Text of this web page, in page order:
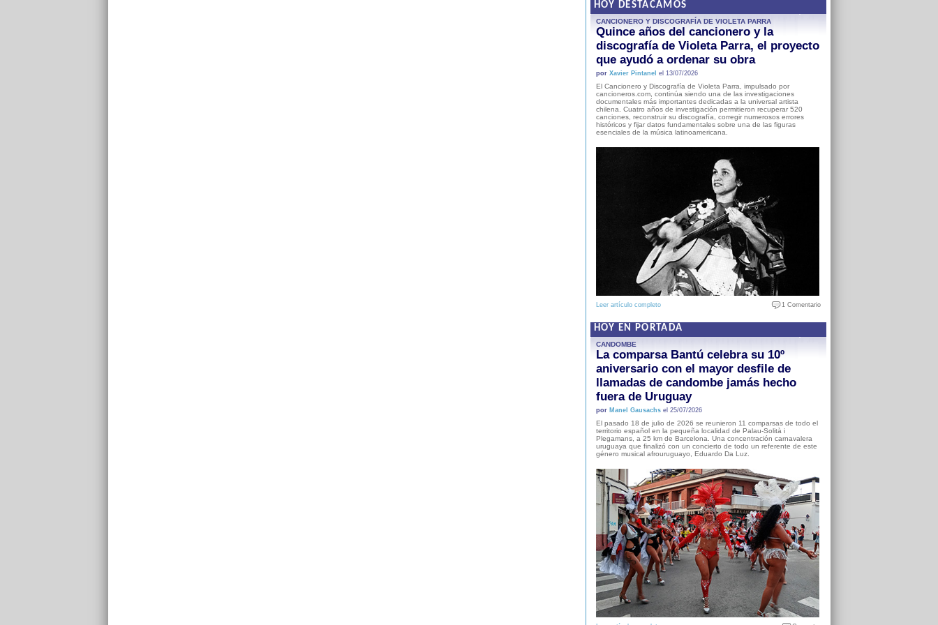
HOY DESTACAMOS
CANCIONERO Y DISCOGRAFÍA DE VIOLETA PARRA
Quince años del cancionero y la
discografía de Violeta Parra, el proyecto
que ayudó a ordenar su obra
por Xavier Pintanel el 13/07/2026
El Cancionero y Discografía de Violeta Parra, impulsado por
cancioneros.com, continúa siendo una de las investigaciones
documentales más importantes dedicadas a la universal artista
chilena. Cuatro años de investigación permitieron recuperar 520
canciones, reconstruir su discografía, corregir numerosos errores
históricos y fijar datos fundamentales sobre una de las figuras
esenciales de la música latinoamericana.
Leer artículo completo 1 Comentario
HOY EN PORTADA
CANDOMBE
La comparsa Bantú celebra su 10º
aniversario con el mayor desfile de
llamadas de candombe jamás hecho
fuera de Uruguay
por Manel Gausachsel 25/07/2026
El pasado 18 de julio de 2026 se reunieron 11 comparsas de todo el
territorio español en la pequeña localidad de Palau-Solità i
Plegamans, a 25 km de Barcelona. Una concentración carnavalera
uruguaya que finalizó con un concierto de todo un referente de este
género musical afrouruguayo, Eduardo Da Luz.